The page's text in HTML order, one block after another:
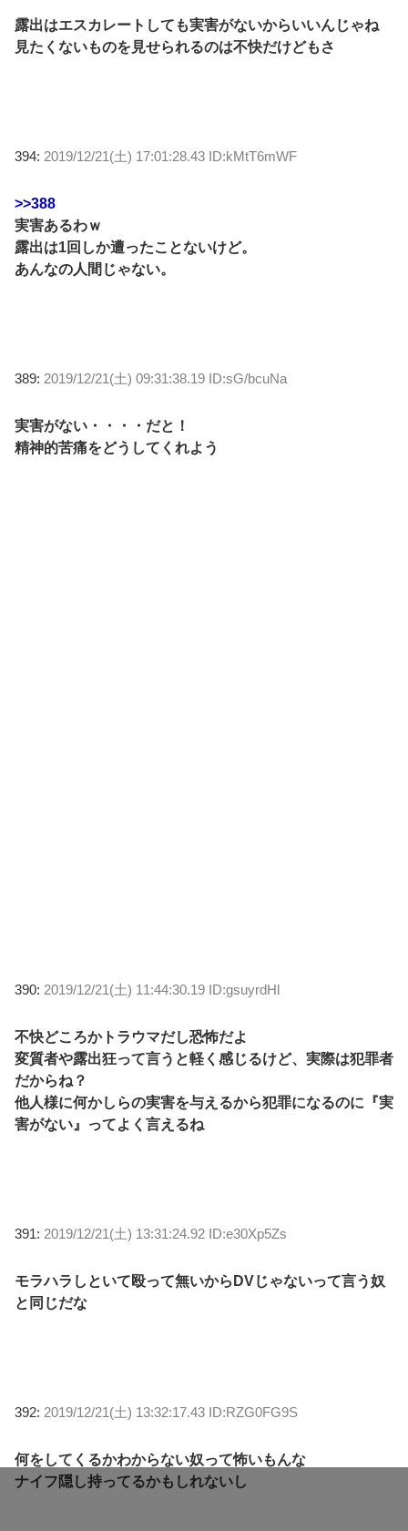
露出はエスカレートしても実害がないからいいんじゃね
見たくないものを見せられるのは不快だけどもさ
394: 2019/12/21(土) 17:01:28.43 ID:kMtT6mWF
>>388
実害あるわｗ
露出は1回しか遭ったことないけど。
あんなの人間じゃない。
389: 2019/12/21(土) 09:31:38.19 ID:sG/bcuNa
実害がない・・・・だと！
精神的苦痛をどうしてくれよう
390: 2019/12/21(土) 11:44:30.19 ID:gsuyrdHl
不快どころかトラウマだし恐怖だよ
変質者や露出狂って言うと軽く感じるけど、実際は犯罪者
だからね？
他人様に何かしらの実害を与えるから犯罪になるのに『実
害がない』ってよく言えるね
391: 2019/12/21(土) 13:31:24.92 ID:e30Xp5Zs
モラハラしといて殴って無いからDVじゃないって言う奴
と同じだな
392: 2019/12/21(土) 13:32:17.43 ID:RZG0FG9S
何をしてくるかわからない奴って怖いもんな
ナイフ隠し持ってるかもしれないし